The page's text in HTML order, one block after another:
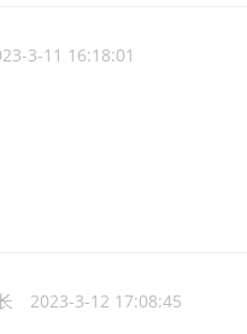
3-11 16:18:01
2023-3-12 17:08:45